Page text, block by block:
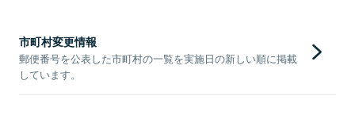
市町村変更情報
郵便番号を公表した市町村の一覧を実施日の新しい順に掲載
しています。